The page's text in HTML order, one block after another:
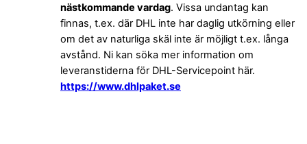
nästkommande vardag. Vissa undantag kan
finnas, t.ex. där DHL inte har daglig utkörning eller
om det av naturliga skäl inte är möjligt t.ex. långa
avstånd. Ni kan söka mer information om
leveranstiderna för DHL-Servicepoint här.
https://www.dhlpaket.se